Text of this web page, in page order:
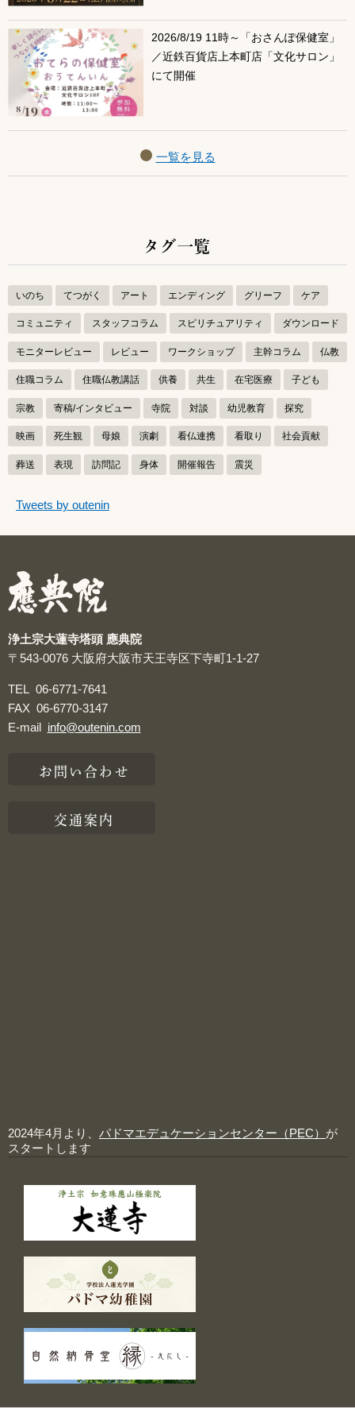
2026/8/19 11時～「おさんぽ保健室」
／近鉄百貨店上本町店「文化サロン」
にて開催
一覧を見る
タグ一覧
いのち てつがく アート エンディング グリーフ ケア
コミュニティ スタッフコラム スピリチュアリティ ダウンロード
モニターレビュー レビュー ワークショップ 主幹コラム 仏教
住職コラム 住職仏教講話 供養 共生 在宅医療 子ども
宗教 寄稿/インタビュー 寺院 対談 幼児教育 探究
映画 死生観 母娘 演劇 看仏連携 看取り 社会貢献
葬送 表現 訪問記 身体 開催報告 震災
つぶやき
つぶやきをスキップする
Tweets by outenin
浄土宗大蓮寺塔頭 應典院
〒543-0076 大阪府大阪市天王寺区下寺町1-1-27
TEL 06-6771-7641
FAX 06-6770-3147
E-mail info@outenin.com
お問い合わせ
交通案内
2024年4月より、 パドマエデュケーションセンター（PEC） が
スタートします